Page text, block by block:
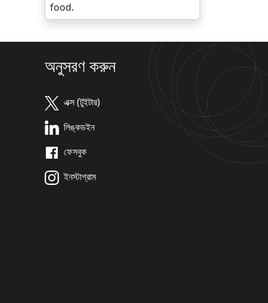
food.
অনুসরণ করুন
এক্স (টুইটার)
লিঙ্কডইন
ফেসবুক
ইনস্টাগ্রাম